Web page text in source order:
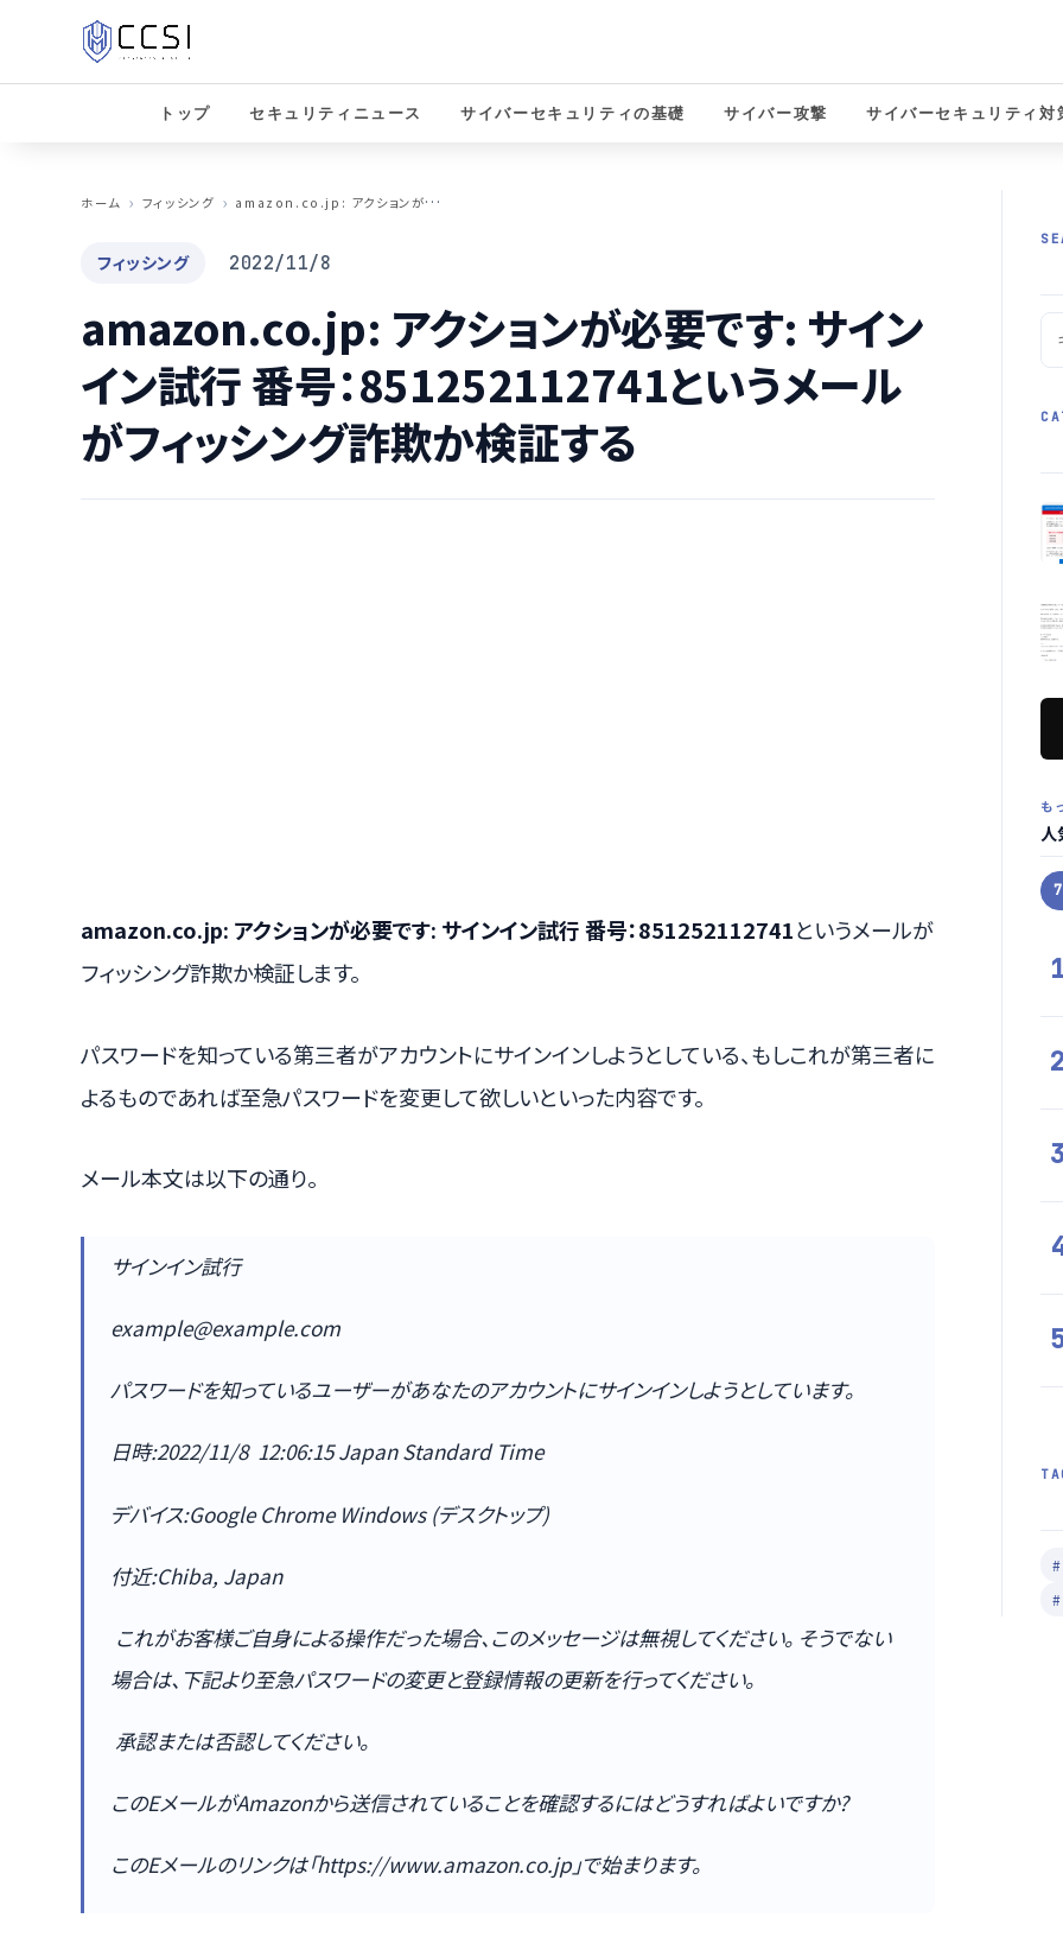
トップ セキュリティニュース サイバーセキュリティの基礎 サイバー攻撃 サイバーセキュリティ対
ホーム
フィッシング a
mazon.co.jp: アクションが必要です: サインイン試行 番号：851252112741というメールがフィッシング詐欺か検証する
フィッシング 2022/11/8
amazon.co.jp: アクションが必要です: サイン
イン試行 番号：851252112741というメール
がフィッシング詐欺か検証する
amazon.co.jp: アクションが必要です: サインイン試行 番号：851252112741というメールが
フィッシング詐欺か検証します。
パスワードを知っている第三者がアカウントにサインインしようとしている、もしこれが第三者に
よるものであれば至急パスワードを変更して欲しいといった内容です。
メール本文は以下の通り。
サインイン試行
example@example.com
パスワードを知っているユーザーがあなたのアカウントにサインインしようとしています。
日時:2022/11/8 12:06:15 Japan Standard Time
デバイス:Google Chrome Windows (デスクトップ)
付近:Chiba, Japan
これがお客様ご自身による操作だった場合、このメッセージは無視してください。 そうでない
場合は、下記より至急パスワードの変更と登録情報の更新を行ってください。
承認または否認してください。
このEメールがAmazonから送信されていることを確認するにはどうすればよいですか?
このEメールのリンクは「https://www.amazon.co.jp」で始まります。
も
2
3